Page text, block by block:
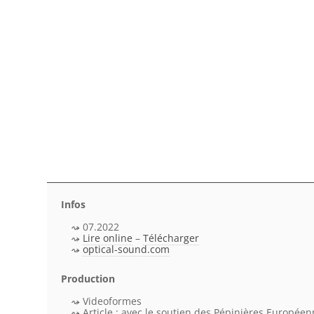
Infos
07.2022
Lire online –Télécharger
optical-sound.com
Production
Videoformes